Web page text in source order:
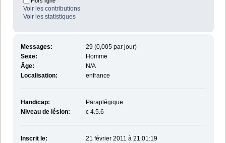
Voir les contributions
Voir les statistiques
Messages:
29 (0,005 par jour)
Sexe:
Homme
Âge:
N/A
Localisation:
enfrance
Handicap:
Paraplégique
Niveau de lésion:
c 4.5.6
Inscrit le:
21 février 2011 à 21:01:19